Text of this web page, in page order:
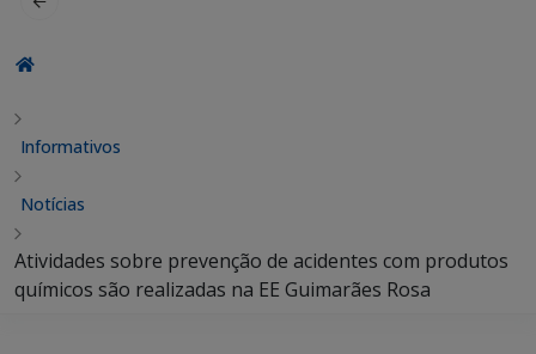
Informativos
Notícias
Atividades sobre prevenção de acidentes com produtos
químicos são realizadas na EE Guimarães Rosa